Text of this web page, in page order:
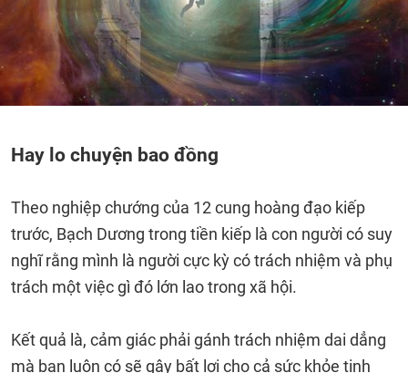
Hay lo chuyện bao đồng
Theo nghiệp chướng của 12 cung hoàng đạo kiếp
trước, Bạch Dương trong tiền kiếp là con người có suy
nghĩ rằng mình là người cực kỳ có trách nhiệm và phụ
trách một việc gì đó lớn lao trong xã hội.
Kết quả là, cảm giác phải gánh trách nhiệm dai dẳng
mà bạn luôn có sẽ gây bất lợi cho cả sức khỏe tinh